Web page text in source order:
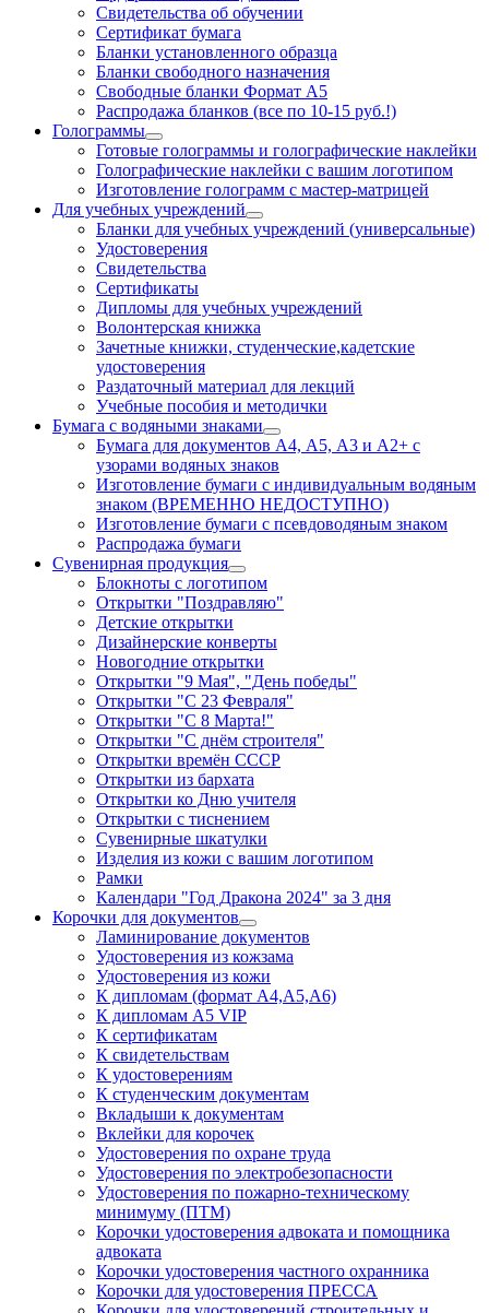
Свидетельства об обучении
Сертификат бумага
Бланки установленного образца
Бланки свободного назначения
Свободные бланки Формат А5
Распродажа бланков (все по 10-15 руб.!)
Голограммы
Готовые голограммы и голографические наклейки
Голографические наклейки с вашим логотипом
Изготовление голограмм с мастер-матрицей
Для учебных учреждений
Бланки для учебных учреждений (универсальные)
Удостоверения
Свидетельства
Сертификаты
Дипломы для учебных учреждений
Волонтерская книжка
Зачетные книжки, студенческие,кадетские
удостоверения
Раздаточный материал для лекций
Учебные пособия и методички
Бумага с водяными знаками
Бумага для документов А4, А5, А3 и А2+ с
узорами водяных знаков
Изготовление бумаги с индивидуальным водяным
знаком (ВРЕМЕННО НЕДОСТУПНО)
Изготовление бумаги с псевдоводяным знаком
Распродажа бумаги
Сувенирная продукция
Блокноты с логотипом
Открытки "Поздравляю"
Детские открытки
Дизайнерские конверты
Новогодние открытки
Открытки "9 Мая", "День победы"
Открытки "С 23 Февраля"
Открытки "С 8 Марта!"
Открытки "С днём строителя"
Открытки времён СССР
Открытки из бархата
Открытки ко Дню учителя
Открытки с тиснением
Сувенирные шкатулки
Изделия из кожи с вашим логотипом
Рамки
Календари "Год Дракона 2024" за 3 дня
Корочки для документов
Ламинирование документов
Удостоверения из кожзама
Удостоверения из кожи
К дипломам (формат А4,А5,А6)
К дипломам А5 VIP
К сертификатам
К свидетельствам
К удостоверениям
К студенческим документам
Вкладыши к документам
Вклейки для корочек
Удостоверения по охране труда
Удостоверения по электробезопасности
Удостоверения по пожарно-техническому
минимуму (ПТМ)
Корочки удостоверения адвоката и помощника
адвоката
Корочки удостоверения частного охранника
Корочки для удостоверения ПРЕССА